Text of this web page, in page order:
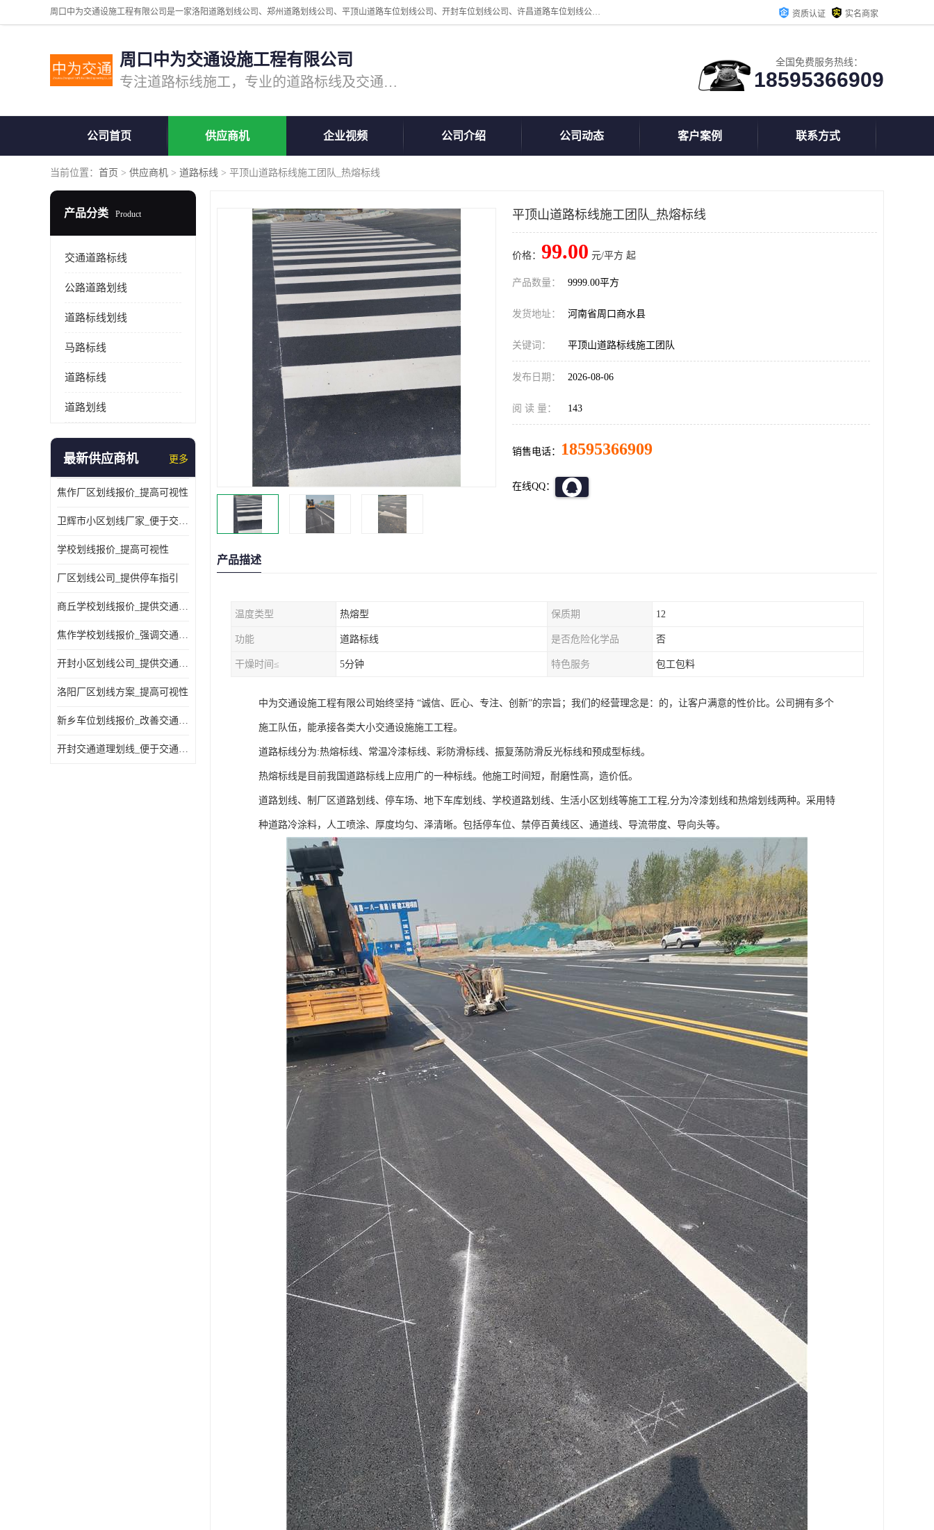
周口中为交通设施工程有限公司是一家洛阳道路划线公司、郑州道路划线公司、平顶山道路车位划线公司、开封车位划线公司、许昌道路车位划线公司、漯河道路车位划线公司，公司始终坚持“诚信、匠心、专注”的宗旨；我们的经营理念是：的服务。 资质认证 实名商家
周口中为交通设施工程有限公司
专注道路标线施工，专业的道路标线及交通设施施工服务商!
全国免费服务热线：
18595366909
公司首页 供应商机 企业视频 公司介绍 公司动态 客户案例 联系方式
当前位置： 首页 > 供应商机 > 道路标线 > 平顶山道路标线施工团队_热熔标线
产品分类 Product
交通道路标线
公路道路划线
道路标线划线
马路标线
道路标线
道路划线
最新供应商机 更多
焦作厂区划线报价_提高可视性
卫辉市小区划线厂家_便于交通管理
学校划线报价_提高可视性
厂区划线公司_提供停车指引
商丘学校划线报价_提供交通信息
焦作学校划线报价_强调交通规则
开封小区划线公司_提供交通信息
洛阳厂区划线方案_提高可视性
新乡车位划线报价_改善交通效率
开封交通道理划线_便于交通管理
平顶山道路标线施工团队_热熔标线
价格： 99.00 元/平方 起
产品数量： 9999.00平方
发货地址： 河南省周口商水县
关键词： 平顶山道路标线施工团队
发布日期： 2026-08-06
阅 读 量： 143
销售电话： 18595366909
在线QQ：
产品描述
温度类型 热熔型 保质期 12
功能 道路标线 是否危险化学品 否
干燥时间≤ 5分钟 特色服务 包工包料
中为交通设施工程有限公司始终坚持 “诚信、匠心、专注、创新”的宗旨；我们的经营理念是：的，让客户满意的性价比。公司拥有多个
施工队伍，能承接各类大小交通设施施工工程。
道路标线分为:热熔标线、常温冷漆标线、彩防滑标线、振复荡防滑反光标线和预成型标线。
热熔标线是目前我国道路标线上应用广的一种标线。他施工时间短，耐磨性高，造价低。
道路划线、制厂区道路划线、停车场、地下车库划线、学校道路划线、生活小区划线等施工工程,分为冷漆划线和热熔划线两种。采用特
种道路冷涂料，人工喷涂、厚度均匀、泽清晰。包括停车位、禁停百黄线区、通道线、导流带度、导向头等。